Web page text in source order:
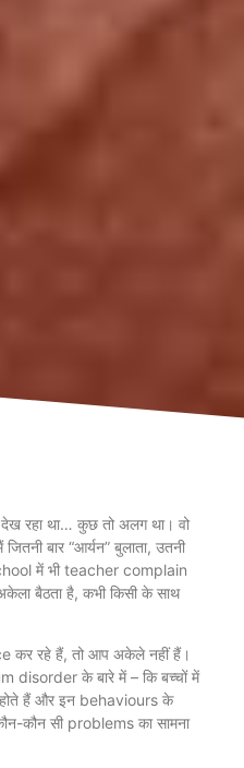
रहा था… कुछ तो अलग था। वो
बार “आर्यन” बुलाता, उतनी
में भी teacher complain
बैठता है, कभी किसी के साथ
कर रहे हैं, तो आप अकेले नहीं हैं।
disorder के बारे में – कि बच्चों में
हैं और इन behaviours के
कौन सी problems का सामना